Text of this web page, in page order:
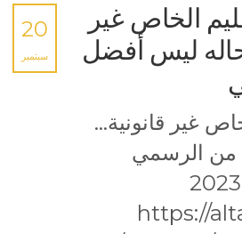
الخاص غير
ليس أفضل
20
سبتمبر
غير قانونية…
من الرسمي
الاربعاء 20 أيلول 2023
https://